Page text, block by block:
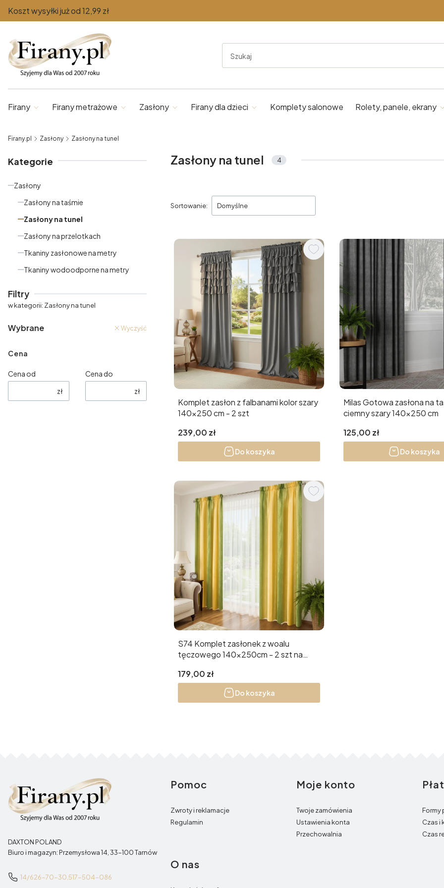
Koszt wysyłki już od 12,99 zł
Firany Firany metrażowe Zasłony Firany dla dzieci Komplety salonowe Rolety, panele, ekrany
Firany.pl Zasłony Zasłony na tunel
Kategorie
Zasłony
Zasłony na taśmie
Zasłony na tunel
Zasłony na przelotkach
Tkaniny zasłonowe na metry
Tkaniny wodoodporne na metry
Filtry
w kategorii: Zasłony na tunel
Wybrane Wyczyść
Cena
Cena od
zł
Cena do
zł
Zasłony na tunel 4
Lista produktów
Sortowanie: Domyślne
Komplet zasłon z falbanami kolor szary
140x250 cm - 2 szt
Cena
239,00 zł
Do koszyka
Milas Gotowa zasłona na
ciemny szary 140x250 cm
Cena
125,00 zł
Do koszyka
S74 Komplet zasłonek z woalu
tęczowego 140x250cm - 2 szt na
Cena
179,00 zł
Do koszyka
DAXTON POLAND
Biuro i magazyn: Przemysłowa 14, 33-100 Tarnów
14/626-70-30, 517-504-086
Linki w stopce
Pomoc
Zwroty i reklamacje
Regulamin
Moje konto
Twoje zamówienia
Ustawienia konta
Przechowalnia
Formy
Czas i
Czas
O nas